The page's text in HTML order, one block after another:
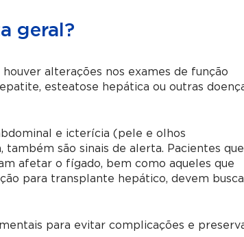
geral?
alterações nos exames de função
esteatose hepática ou outras
e icterícia (pele e olhos
são sinais de alerta. Pacientes que
afetar o fígado, bem como aqueles que
para transplante hepático, devem
para evitar complicações e